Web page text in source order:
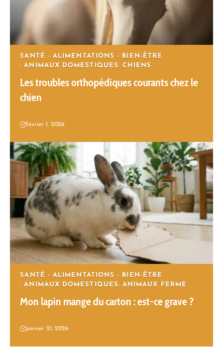
SANTÉ - ALIMENTATIONS - BIEN-ÊTRE
ANIMAUX DOMESTIQUES
CHIENS
Les troubles orthopédiques courants chez le
chien
février 1, 2026
SANTÉ - ALIMENTATIONS - BIEN-ÊTRE
ANIMAUX DOMESTIQUES
ANIMAUX FERME
Mon lapin mange du carton : est-ce grave ?
janvier 21, 2026